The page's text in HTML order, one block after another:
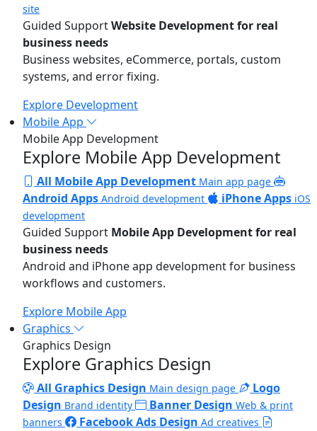
site
Guided SupportWebsite Development for real
business needs
Business websites, eCommerce, portals, custom
systems, and error fixing.
Explore Development
Mobile App
Mobile App Development
Explore Mobile App Development
All Mobile App Development Main app page
Android Apps Android development iPhone Apps iOS
development
Guided Support Mobile App Development for real
business needs
Android and iPhone app development for business
workflows and customers.
Explore Mobile App
Graphics
Graphics Design
Explore Graphics Design
All Graphics Design Main design page
Logo
Design Brand identity Banner Design Web & print
banners
Facebook Ads Design Ad creatives